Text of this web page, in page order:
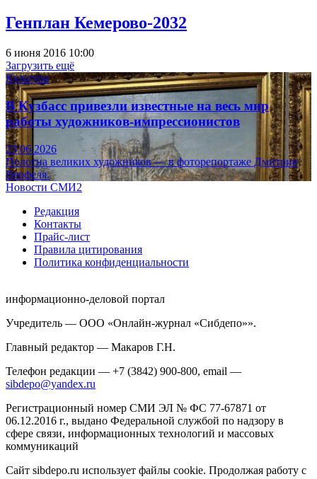
Генплан Кемерово-2032
6 июня 2016 10:00
Загрузить ещё
Культура
В Кузбасс привезли известные на весь мир
работы художников-импрессионистов
23.06.2026
Полотна великих художников — в фоторепортаже Дмитрия
Верфеля.
Новости СМИ2
Редакция
Контакты
Прайс-лист
Правила цитирования
Политика конфиденциальности
информационно-деловой портал
Учредитель — ООО «Онлайн-журнал «Сибдепо»».
Главный редактор — Макаров Г.Н.
Телефон редакции — +7 (3842) 900-800, email —
sibdepo@yandex.ru
Регистрационный номер СМИ ЭЛ № ФС 77-67871 от
06.12.2016 г., выдано Федеральной службой по надзору в
сфере связи, информационных технологий и массовых
коммуникаций
Сайт sibdepo.ru использует файлы cookie. Продолжая работу с